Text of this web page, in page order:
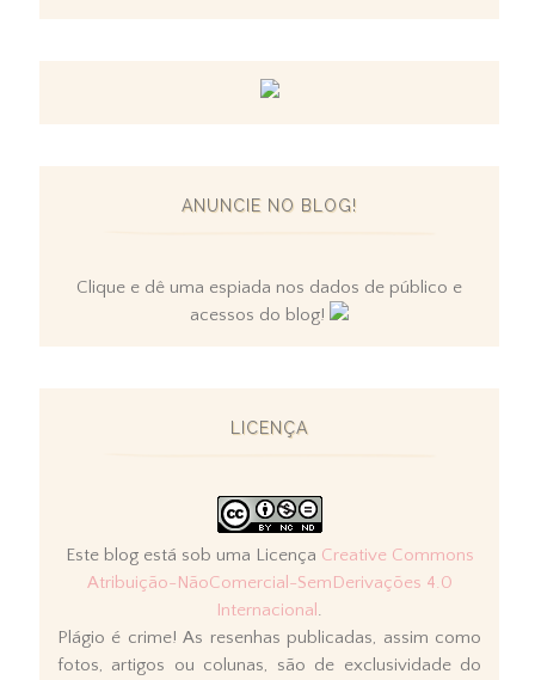
ANUNCIE NO BLOG!
Clique e dê uma espiada nos dados de público e
acessos do blog!
LICENÇA
Este blog está sob uma Licença Creative Commons
Atribuição-NãoComercial-SemDerivações 4.0
Internacional .
Plágio é crime! As resenhas publicadas, assim como
fotos, artigos ou colunas, são de exclusividade do